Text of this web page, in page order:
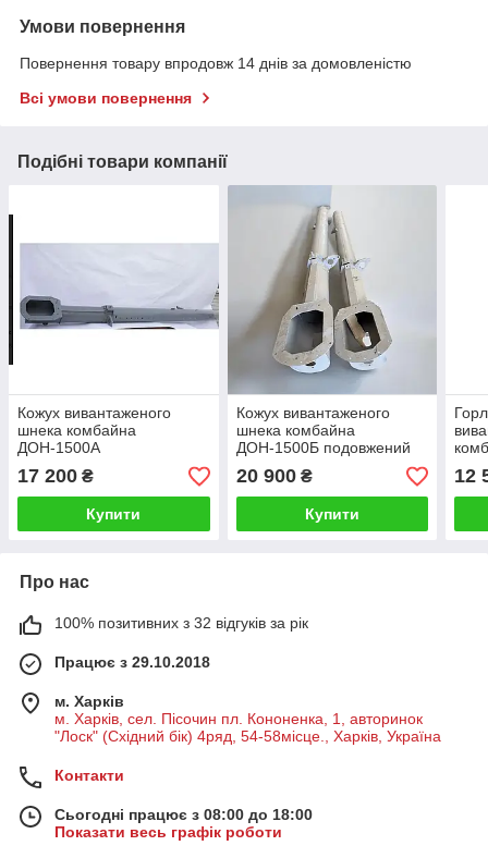
Умови повернення
Повернення товару впродовж 14 днів за домовленістю
Всі умови повернення
Подібні товари компанії
Кожух вивантаженого
шнека комбайна
ДОН-1500А
17 200 ₴
Купити
Кожух вивантаженого
шнека комбайна
ДОН-1500Б подовжений
20 900₴
Купити
12
Про нас
100% позитивних з 32 відгуків за рік
Працює з 29.10.2018
м. Харків
м. Харків, сел. Пісочин пл. Кононенка, 1, авторинок
"Лоск" (Східний бік) 4ряд, 54-58місце., Харків, Україна
Контакти
Сьогодні працює з 08:00 до 18:00
Показати весь графік роботи